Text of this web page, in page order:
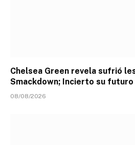
Chelsea Green revela sufrió
Smackdown; Incierto su futuro
08/08/2026